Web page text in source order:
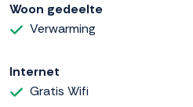
Woon gedeelte
Verwarming
Internet
Gratis Wifi